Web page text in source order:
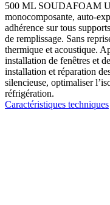
500 ML SOUDAFOAM
monocomposante, auto-
adhérence sur tous
de remplissage. Sans
thermique et acoustique.
installation de fenêtres et
installation et réparation
silencieuse, optimaliser
réfrigération.
Caractéristiques techniques